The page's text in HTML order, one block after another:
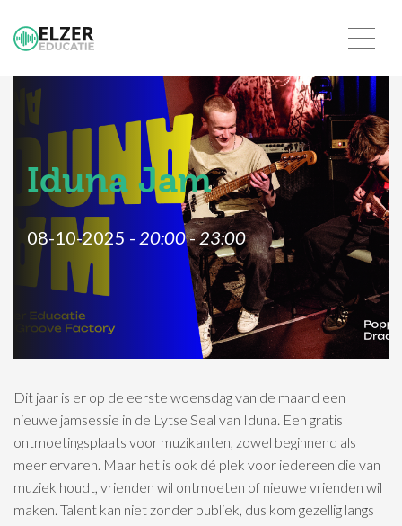
Iduna Jam
08-10-2025 - 20:00-23:00
Dit jaar is er op de eerste woensdag van de maand een
nieuwe jamsessie in de Lytse Seal van Iduna. Een gratis
ontmoetingsplaats voor muzikanten, zowel beginnend als
meer ervaren. Maar het is ook dé plek voor iedereen die van
muziek houdt, vrienden wil ontmoeten of nieuwe vrienden wil
maken. Talent kan niet zonder publiek, dus kom gezellig langs